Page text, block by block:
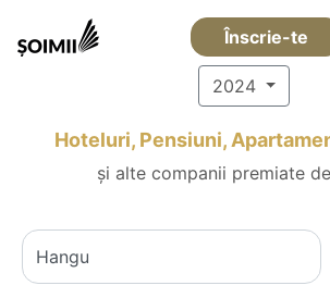
Înscrie-te
2024
Hoteluri, Pensiuni,
și alte companii premiate